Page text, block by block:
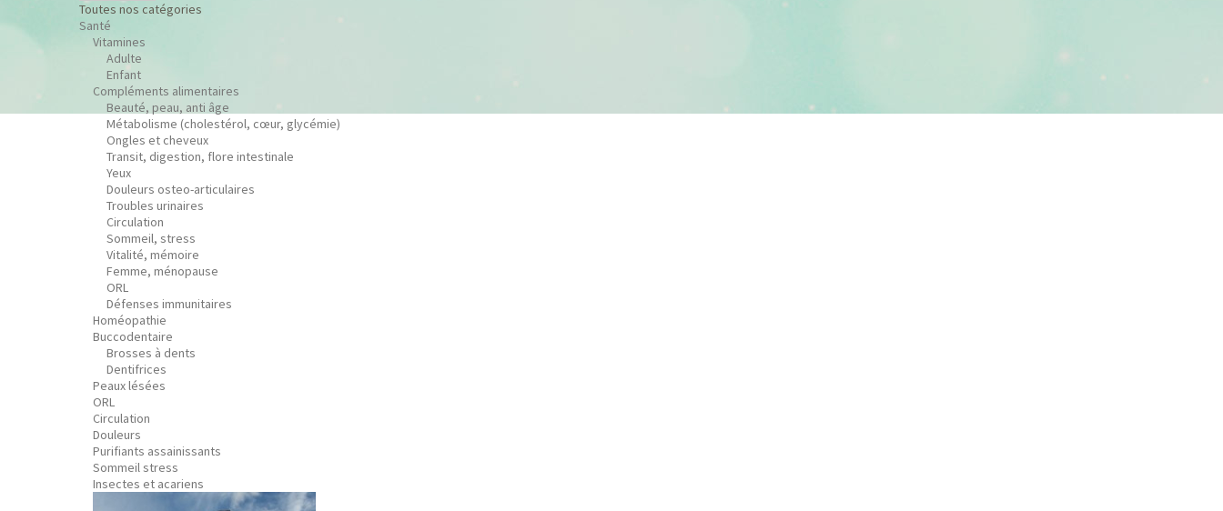
Toutes nos catégories
Santé
Vitamines
Adulte
Enfant
Compléments alimentaires
Beauté, peau, anti âge
Métabolisme (cholestérol, cœur, glycémie)
Ongles et cheveux
Transit, digestion, flore intestinale
Yeux
Douleurs osteo-articulaires
Troubles urinaires
Circulation
Sommeil, stress
Vitalité, mémoire
Femme, ménopause
ORL
Défenses immunitaires
Homéopathie
Buccodentaire
Brosses à dents
Dentifrices
Peaux lésées
ORL
Circulation
Douleurs
Purifiants assainissants
Sommeil stress
Insectes et acariens